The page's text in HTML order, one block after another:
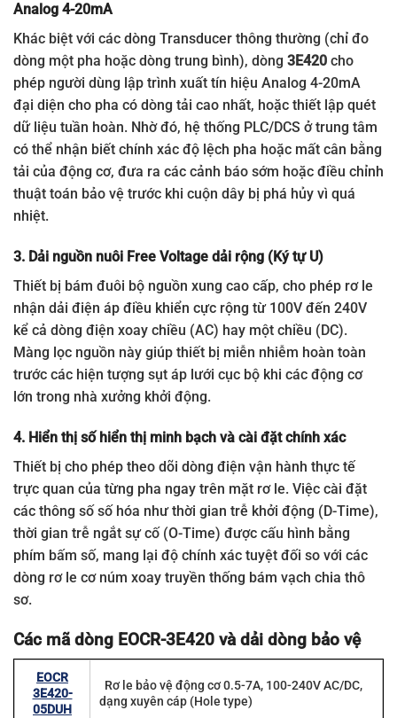
Analog 4-20mA
Khác biệt với các dòng Transducer thông thường (chỉ đo
dòng một pha hoặc dòng trung bình), dòng 3E420 cho
phép người dùng lập trình xuất tín hiệu Analog 4-20mA
đại diện cho pha có dòng tải cao nhất, hoặc thiết lập quét
dữ liệu tuần hoàn. Nhờ đó, hệ thống PLC/DCS ở trung tâm
có thể nhận biết chính xác độ lệch pha hoặc mất cân bằng
tải của động cơ, đưa ra các cảnh báo sớm hoặc điều chỉnh
thuật toán bảo vệ trước khi cuộn dây bị phá hủy vì quá
nhiệt.
3. Dải nguồn nuôi Free Voltage dải rộng (Ký tự U)
Thiết bị bám đuôi bộ nguồn xung cao cấp, cho phép rơ le
nhận dải điện áp điều khiển cực rộng từ 100V đến 240V
kể cả dòng điện xoay chiều (AC) hay một chiều (DC).
Màng lọc nguồn này giúp thiết bị miễn nhiễm hoàn toàn
trước các hiện tượng sụt áp lưới cục bộ khi các động cơ
lớn trong nhà xưởng khởi động.
4. Hiển thị số hiển thị minh bạch và cài đặt chính xác
Thiết bị cho phép theo dõi dòng điện vận hành thực tế
trực quan của từng pha ngay trên mặt rơ le. Việc cài đặt
các thông số số hóa như thời gian trễ khởi động (D-Time),
thời gian trễ ngắt sự cố (O-Time) được cấu hình bằng
phím bấm số, mang lại độ chính xác tuyệt đối so với các
dòng rơ le cơ núm xoay truyền thống bám vạch chia thô
sơ.
Các mã dòng EOCR-3E420 và dải dòng bảo vệ
EOCR
3E420-
05DUH
Rơ le bảo vệ động cơ 0.5-7A, 100-240V AC/DC,
dạng xuyên cáp (Hole type)